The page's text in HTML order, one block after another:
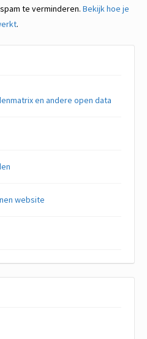
te verminderen. Bekijk hoe je
.
en andere open data
website